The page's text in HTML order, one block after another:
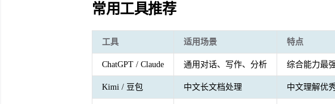
常用工具推荐
工具 适用场景 特点
ChatGPT / Claude 通用对话、写作、分析 综合能力最
Kimi / 豆包 中文长文档处理 中文理解优